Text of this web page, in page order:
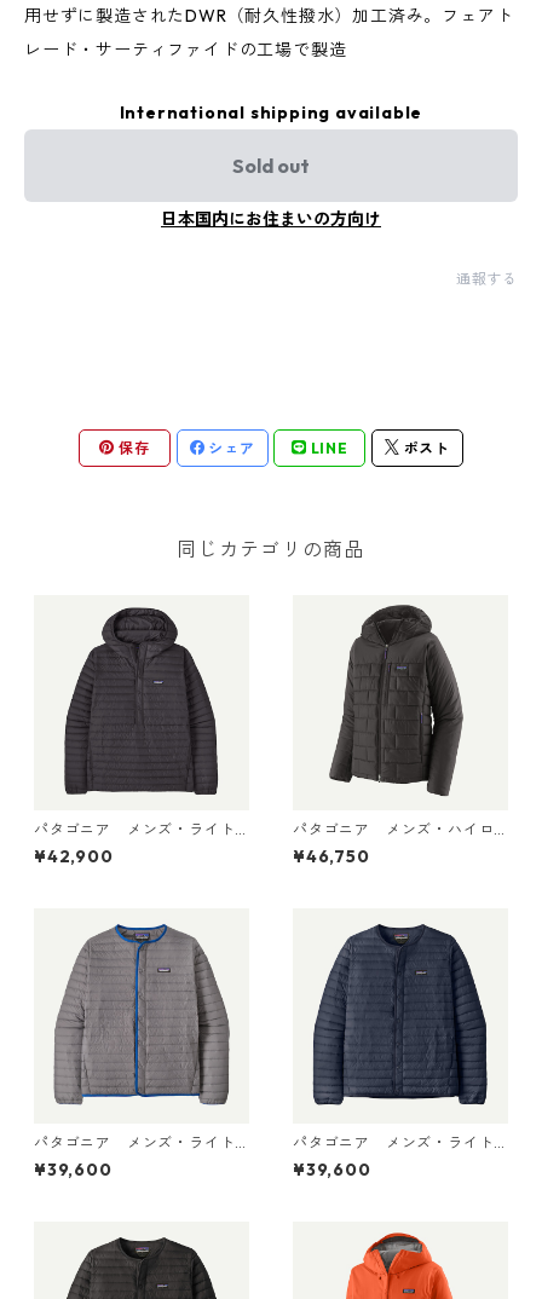
用せずに製造されたDWR（耐久性撥水）加工済み。フェアト
レード・サーティファイドの工場で製造
International shipping available
Sold out
日本国内にお住まいの方向け
通報する
保存 シェア LINE ポスト
同じカテゴリの商品
パタゴニア メンズ・ライト
ウェイト・ダウン・セータ
ー・プルオーバー Black 319
¥42,900
パタゴニア メンズ・ハイロ
フト・ナノ・パフ・フーデ
¥46,750
パタゴニア メンズ・ライト
ウェイト・ダウン・セータ
ー・カーディガン Noble Gr
¥39,600
パタゴニア メンズ・ライト
ウェイト・ダウン・セータ
ー・カーディガン New Navy
¥39,600